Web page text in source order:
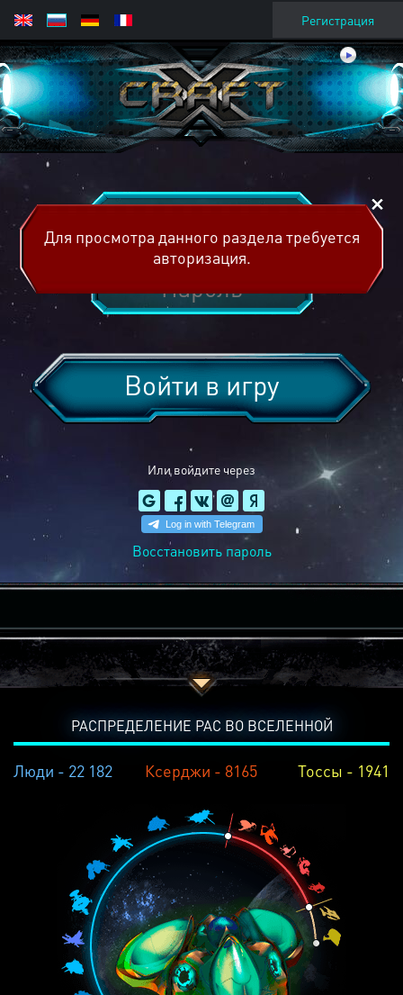
Регистрация
Или войдите через
Войти в игру
Восстановить пароль
Для просмотра данного раздела требуется
авторизация.
РАСПРЕДЕЛЕНИЕ РАС ВО ВСЕЛЕННОЙ
Люди - 22 182 Ксерджи - 8165 Тоссы - 1941